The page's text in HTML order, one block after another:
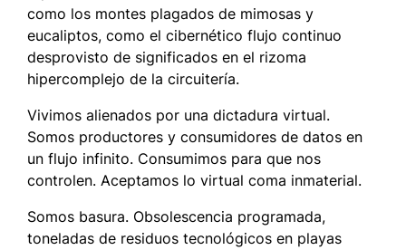
como los montes plagados de mimosas y
eucaliptos, como el cibernético flujo continuo
desprovisto de significados en el rizoma
hipercomplejo de la circuitería.
Vivimos alienados por una dictadura virtual.
Somos productores y consumidores de datos en
un flujo infinito. Consumimos para que nos
controlen. Aceptamos lo virtual coma inmaterial.
Somos basura. Obsolescencia programada,
toneladas de residuos tecnológicos en playas